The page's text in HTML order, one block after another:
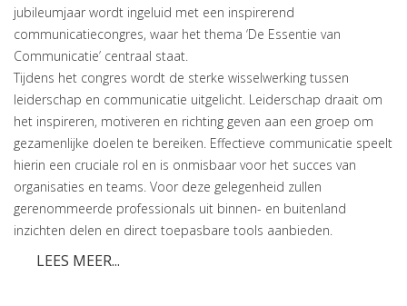
jubileumjaar wordt ingeluid met een inspirerend
communicatiecongres, waar het thema ‘De Essentie van
Communicatie’ centraal staat.
Tijdens het congres wordt de sterke wisselwerking tussen
leiderschap en communicatie uitgelicht. Leiderschap draait om
het inspireren, motiveren en richting geven aan een groep om
gezamenlijke doelen te bereiken. Effectieve communicatie speelt
hierin een cruciale rol en is onmisbaar voor het succes van
organisaties en teams. Voor deze gelegenheid zullen
gerenommeerde professionals uit binnen- en buitenland
inzichten delen en direct toepasbare tools aanbieden.
LEES MEER...